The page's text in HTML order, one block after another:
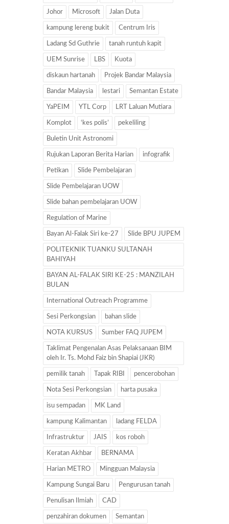
Johor Microsoft Jalan Duta
kampung lereng bukit Centrum Iris
Ladang Sd Guthrie tanah runtuh kapit
UEM Sunrise LBS Kuota
diskaun hartanah Projek Bandar Malaysia
Bandar Malaysia lestari Semantan Estate
YaPEIM YTL Corp LRT Laluan Mutiara
Komplot ‘kes polis’ pekeliling
Buletin Unit Astronomi
Rujukan Laporan Berita Harian infografik
Petikan Slide Pembelajaran
Slide Pembelajaran UOW
Slide bahan pembelajaran UOW
Regulation of Marine
Bayan Al-Falak Siri ke-27 Slide BPU JUPEM
POLITEKNIK TUANKU SULTANAH
BAHIYAH
BAYAN AL-FALAK SIRI KE-25 : MANZILAH
BULAN
International Outreach Programme
Sesi Perkongsian bahan slide
NOTA KURSUS Sumber FAQ JUPEM
Taklimat Pengenalan Asas Pelaksanaan BIM
oleh Ir. Ts. Mohd Faiz bin Shapiai (JKR)
pemilik tanah Tapak RIBI pencerobohan
Nota Sesi Perkongsian harta pusaka
isu sempadan MK Land
kampung Kalimantan ladang FELDA
Infrastruktur JAIS kos roboh
Keratan Akhbar BERNAMA
Harian METRO Mingguan Malaysia
Kampung Sungai Baru Pengurusan tanah
Penulisan Ilmiah CAD
penzahiran dokumen Semantan